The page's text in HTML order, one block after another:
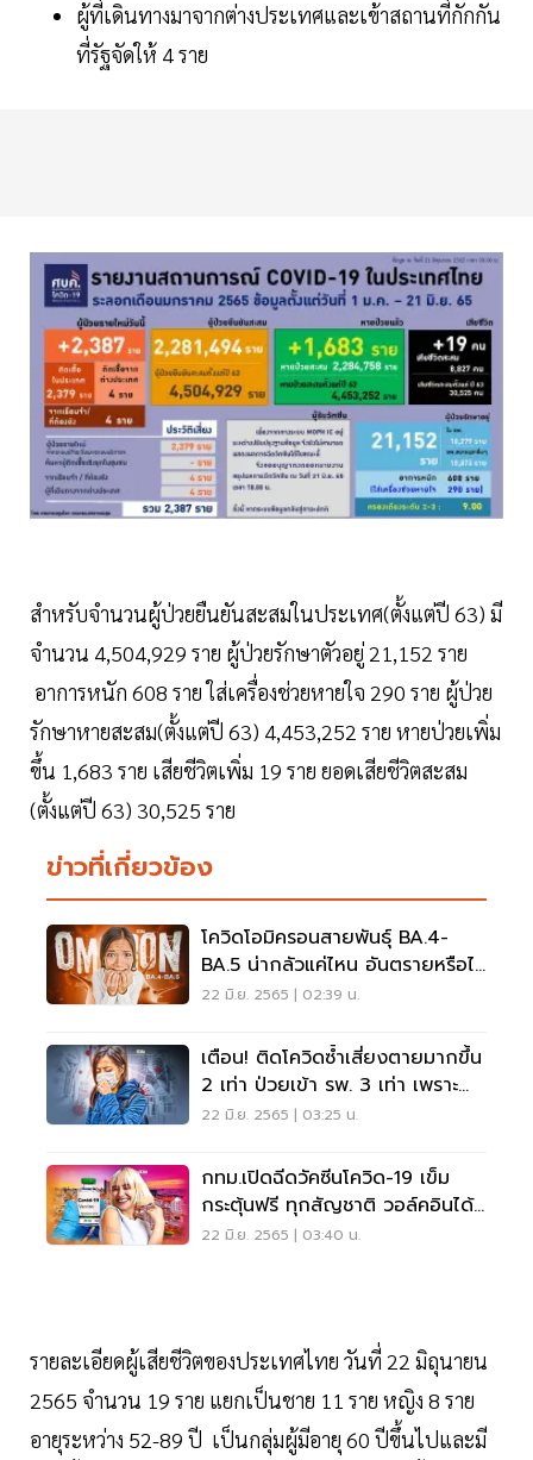
ผู้ที่เดินทางมาจากต่างประเทศและเข้าสถานที่กักกัน
ที่รัฐจัดให้ 4 ราย
สำหรับจำนวนผู้ป่วยยืนยันสะสมในประเทศ(ตั้งแต่ปี 63) มี
จำนวน 4,504,929 ราย ผู้ป่วยรักษาตัวอยู่ 21,152 ราย
อาการหนัก 608 ราย ใส่เครื่องช่วยหายใจ 290 ราย ผู้ป่วย
รักษาหายสะสม(ตั้งแต่ปี 63) 4,453,252 ราย หายป่วยเพิ่ม
ขึ้น 1,683 ราย เสียชีวิตเพิ่ม 19 ราย ยอดเสียชีวิตสะสม
(ตั้งแต่ปี 63) 30,525 ราย
ข่าวที่เกี่ยวข้อง
โควิดโอมิครอนสายพันธุ์ BA.4-
BA.5 น่ากลัวแค่ไหน อันตรายหรือไม่
เช็คเลย
22 มิ.ย. 2565 | 02:39 น.
เตือน! ติดโควิดซ้ำเสี่ยงตายมากขึ้น
2 เท่า ป่วยเข้า รพ. 3 เท่า เพราะ
อะไร เช็คเลย
22 มิ.ย. 2565 | 03:25 น.
กทม.เปิดฉีดวัคซีนโควิด-19 เข็ม
กระตุ้นฟรี ทุกสัญชาติ วอล์คอินได้
เช็คเลย
22 มิ.ย. 2565 | 03:40 น.
รายละเอียดผู้เสียชีวิตของประเทศไทย วันที่ 22 มิถุนายน
2565 จำนวน 19 ราย แยกเป็นชาย 11 ราย หญิง 8 ราย
อายุระหว่าง 52-89 ปี เป็นกลุ่มผู้มีอายุ 60 ปีขึ้นไปและมี